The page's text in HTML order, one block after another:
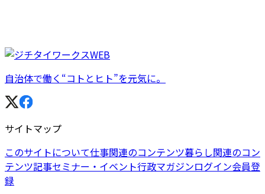
自治体で働く“コトとヒト”を元気に。
サイトマップ
このサイトについて仕事関連のコンテンツ暮らし関連のコン
テンツ記事セミナー・イベント行政マガジンログイン会員登
録